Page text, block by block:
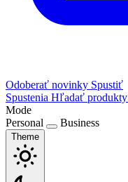
Odoberať novinky Spustiť
Spustenia Hľadať produkty
Mode
Personal
Business
Theme